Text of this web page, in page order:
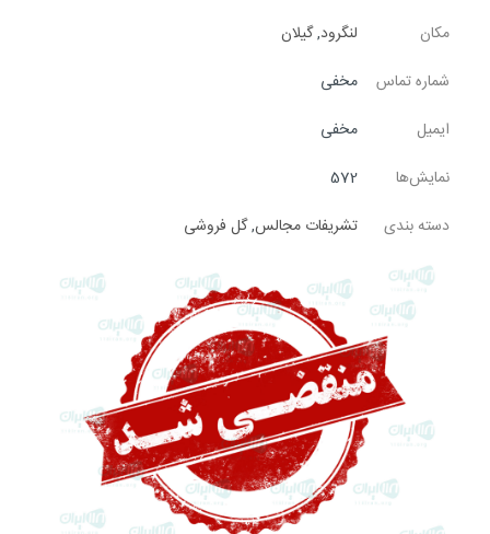
مکان
لنگرود,گیلان
شماره تماس
مخفی
ایمیل
مخفی
نمایش‌ها
572
دسته بندی
تشریفات مجالس,گل فروشی